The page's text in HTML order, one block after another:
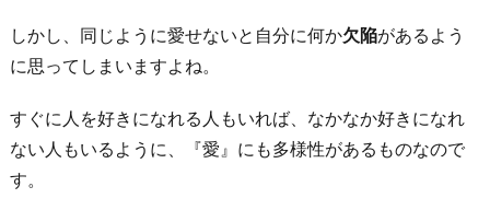
しかし、同じように愛せないと自分に何か欠陥があるよう
に思ってしまいますよね。
すぐに人を好きになれる人もいれば、なかなか好きになれ
ない人もいるように、『愛』にも多様性があるものなので
す。